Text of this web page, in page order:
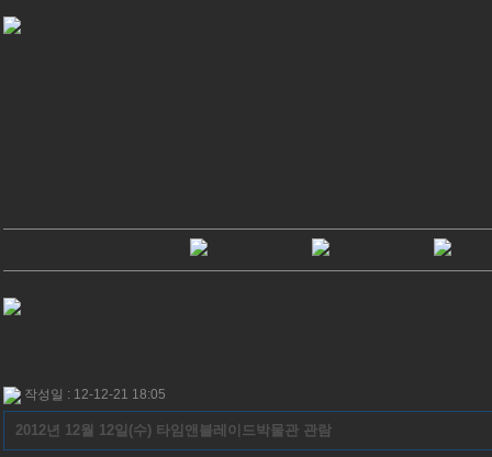
작성일 : 12-12-21 18:05
2012년 12월 12일(수) 타임앤블레이드박물관 관람